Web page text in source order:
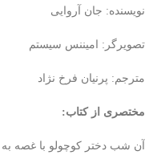
نویسنده: جان آروایی
تصویرگر: امیننس سیستم
مترجم: پرنیان فرخ نژاد
مختصری از کتاب:
آن شب دختر کوچولو با غصه